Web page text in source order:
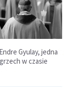
Gyulay, jedna
w czasie